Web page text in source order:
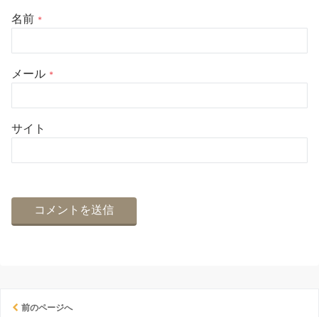
名前 *
メール *
サイト
前のページへ